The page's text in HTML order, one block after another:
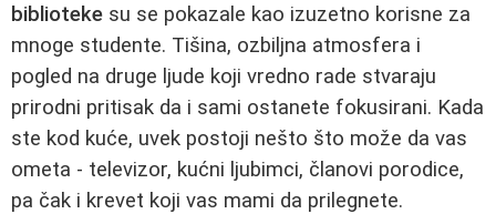
biblioteke su se pokazale kao izuzetno korisne za
mnoge studente. Tišina, ozbiljna atmosfera i
pogled na druge ljude koji vredno rade stvaraju
prirodni pritisak da i sami ostanete fokusirani. Kada
ste kod kuće, uvek postoji nešto što može da vas
ometa - televizor, kućni ljubimci, članovi porodice,
pa čak i krevet koji vas mami da prilegnete.